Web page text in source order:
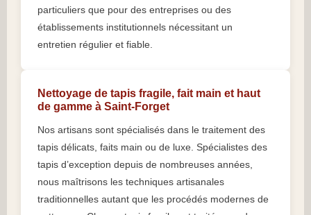
particuliers que pour des entreprises ou des
établissements institutionnels nécessitant un
entretien régulier et fiable.
Nettoyage de tapis fragile, fait main et haut
de gamme à Saint-Forget
Nos artisans sont spécialisés dans le traitement des
tapis délicats, faits main ou de luxe. Spécialistes des
tapis d’exception depuis de nombreuses années,
nous maîtrisons les techniques artisanales
traditionnelles autant que les procédés modernes de